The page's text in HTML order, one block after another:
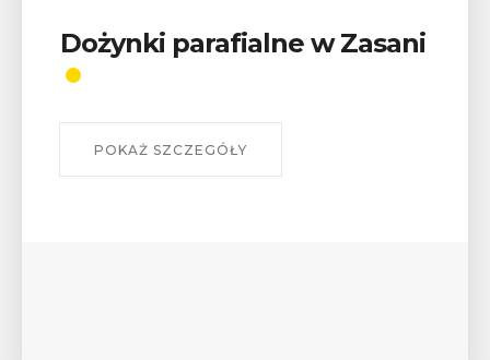
Dożynki parafialne w Zasani
POKAŻ SZCZEGÓŁY